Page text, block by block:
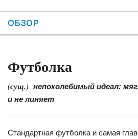
ОБЗОР
Футболка
(сущ.) непоколебимый идеал:
и не линяет
Стандартная футболка и самая